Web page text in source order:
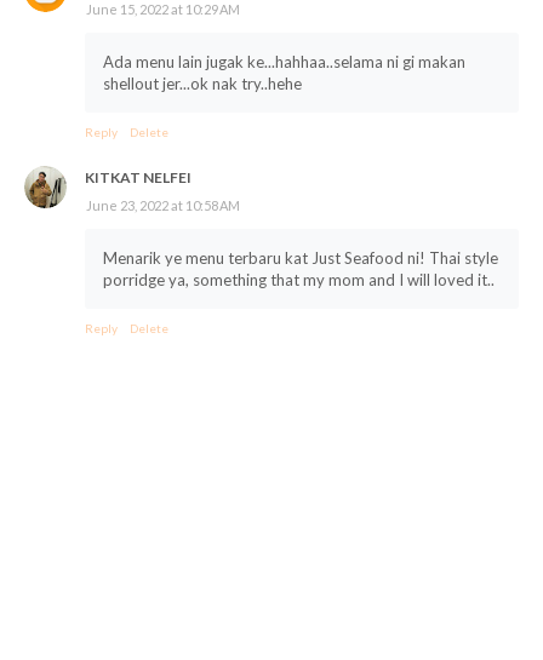
June 15, 2022 at 10:29 AM
Ada menu lain jugak ke...hahhaa..selama ni gi makan
shellout jer...ok nak try..hehe
Reply Delete
KITKAT NELFEI
June 23, 2022 at 10:58 AM
Menarik ye menu terbaru kat Just Seafood ni! Thai style
porridge ya, something that my mom and I will loved it..
Reply Delete